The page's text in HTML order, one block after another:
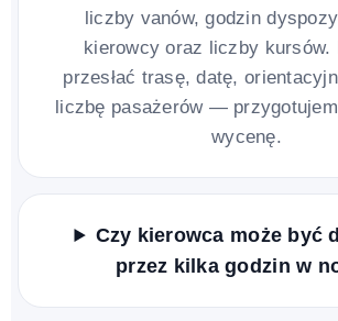
liczby vanów, godzin
kierowcy oraz liczby kursów.
przesłać trasę, datę,
liczbę pasażerów —
wycenę.
Czy kierowca może być
przez kilka godzin w